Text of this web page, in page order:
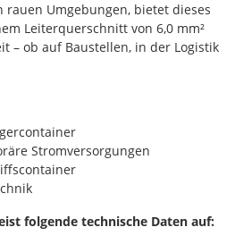
rauen Umgebungen, bietet dieses
Leiterquerschnitt von 6,0 mm²
– ob auf Baustellen, in der Logistik
Stromversorgungen
folgende technische Daten auf: